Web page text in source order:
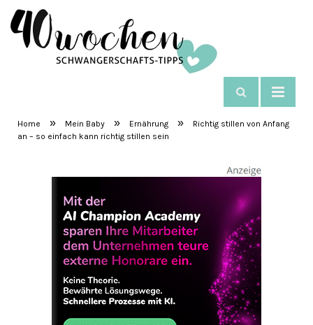
SchwangerschaftsTipps
Home » Mein Baby » Ernährung »
Richtig stillen von Anfang
an – so einfach kann richtig stillen sein